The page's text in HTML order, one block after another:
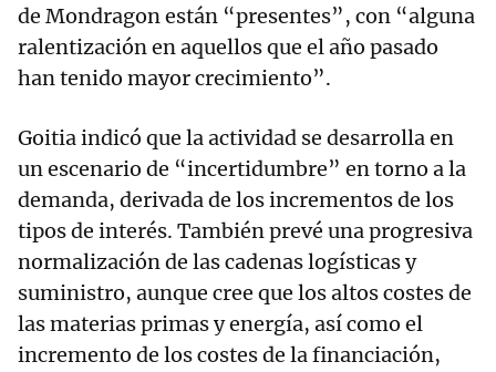
de Mondragon están “presentes”, con “alguna
ralentización en aquellos que el año pasado
han tenido mayor crecimiento”.
Goitia indicó que la actividad se desarrolla en
un escenario de “incertidumbre” en torno a la
demanda, derivada de los incrementos de los
tipos de interés. También prevé una progresiva
normalización de las cadenas logísticas y
suministro, aunque cree que los altos costes de
las materias primas y energía, así como el
incremento de los costes de la financiación,